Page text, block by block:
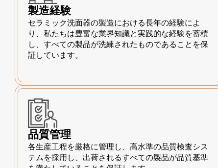
製造経験
セラミック洗面器の製造における長年の経験によ
り、私たちは豊富な業界知識と実践的な経験を蓄積
し、すべての製品が洗練されたものであることを保
証しています。
品質管理
各生産工程を厳格に管理し、高水準の品質検査シス
テムを採用し、出荷されるすべての製品が品質基準